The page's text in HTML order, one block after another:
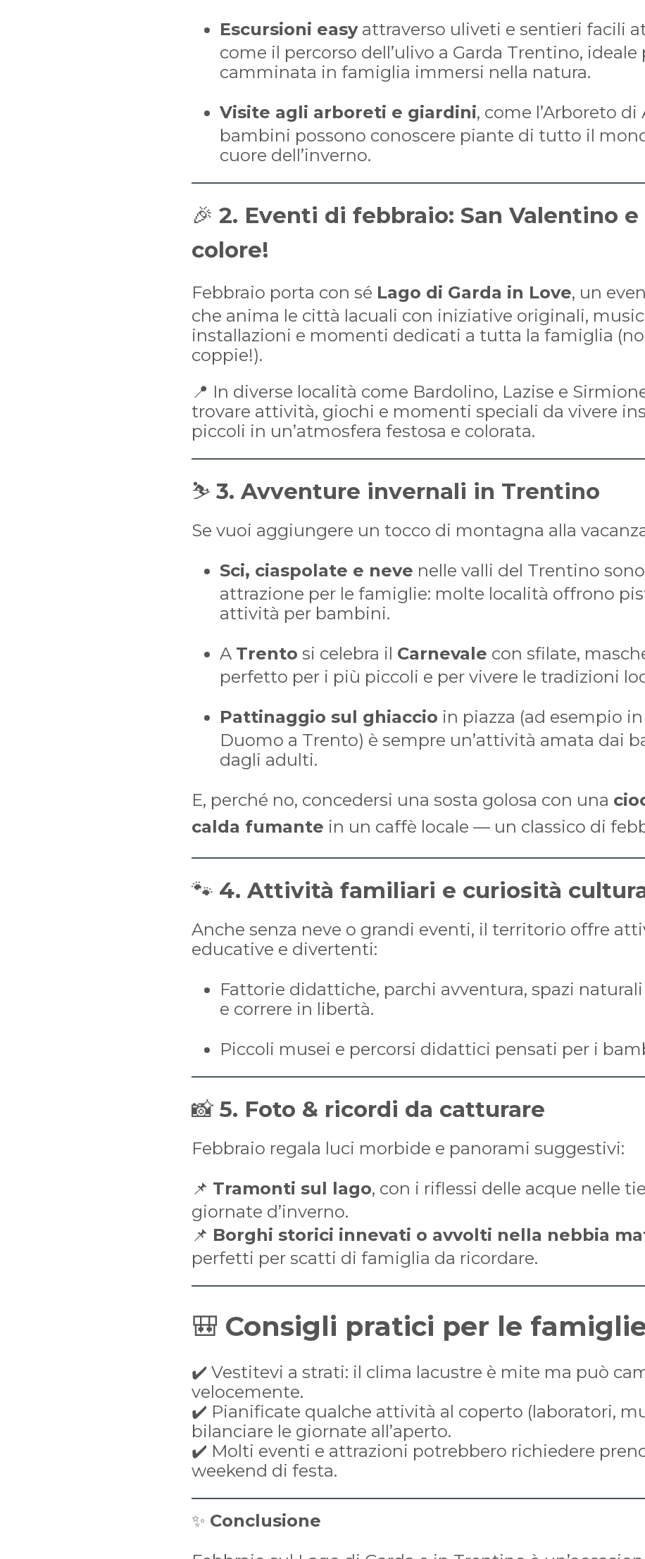
Escursioni easyattraverso uliveti e sentieri facili
come il percorso dell’ulivo a Garda Trentino, ideale
camminata in famiglia immersi nella natura.
Visite agli arboreti e giardini, come l’Arboreto di
bambini possono conoscere piante di tutto il
cuore dell’inverno.
🎉 2. Eventi di febbraio: San Valentino
colore!
Febbraio porta con sé Lago di Garda in Love, un
che anima le città lacuali con iniziative originali,
installazioni e momenti dedicati a tutta la famiglia
coppie!).
📍 In diverse località come Bardolino, Lazise e
trovare attività, giochi e momenti speciali da vivere
piccoli in un’atmosfera festosa e colorata.
⛷️ 3. Avventure invernali in Trentino
Se vuoi aggiungere un tocco di montagna alla
Sci, ciaspolate e neve nelle valli del Trentino
attrazione per le famiglie: molte località offrono
attività per bambini.
A Trento si celebra il Carnevale con sfilate,
perfetto per i più piccoli e per vivere le tradizioni
Pattinaggio sul ghiaccio in piazza (ad esempio in
Duomo a Trento) è sempre un’attività amata dai
dagli adulti.
E, perché no, concedersi una sosta golosa con una
calda fumante in un caffè locale — un classico di
🐾 4. Attività familiari e curiosità
Anche senza neve o grandi eventi, il territorio offre
educative e divertenti:
Fattorie didattiche, parchi avventura, spazi
e correre in libertà.
Piccoli musei e percorsi didattici pensati per i
📸 5. Foto & ricordi da catturare
Febbraio regala luci morbide e panorami suggestivi:
📌 Tramonti sul lago, con i riflessi delle acque nelle
giornate d’inverno.
📌 Borghi storici innevati o avvolti nella nebbia
perfetti per scatti di famiglia da ricordare.
🎒 Consigli pratici per le
✔️ Vestitevi a strati: il clima lacustre è mite ma può
velocemente.
✔️ Pianificate qualche attività al coperto (laboratori,
bilanciare le giornate all’aperto.
✔️ Molti eventi e attrazioni potrebbero richiedere
weekend di festa.
✨ Conclusione